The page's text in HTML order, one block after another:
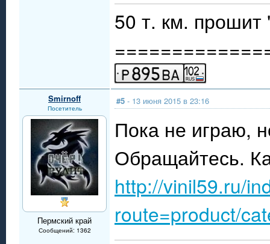
50 т. км.
Smirnoff
Посетитель
Пермский край
Сообщений: 1362
#5 - 13 июня 2015 в 23:16
Пока не играю,
Обращайтесь.
http://vinil59.ru/
route=product/